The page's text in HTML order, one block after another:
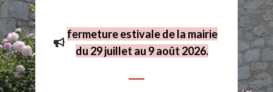
fermeture estivale de la mairie
du 29 juillet au 9 août 2026.